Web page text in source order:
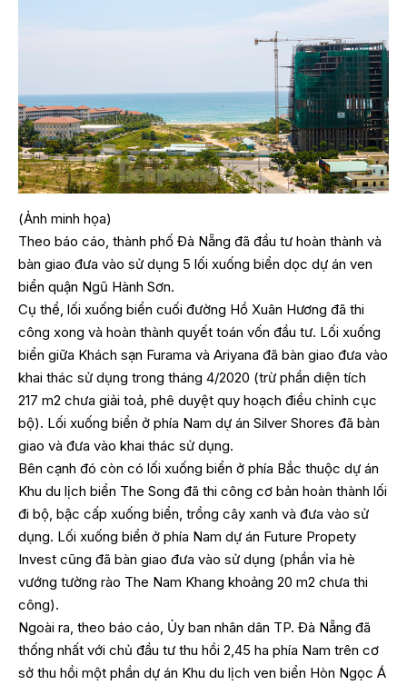
(Ảnh minh họa)
Theo báo cáo, thành phố Đà Nẵng đã đầu tư hoàn thành và
bàn giao đưa vào sử dụng 5 lối xuống biển dọc dự án ven
biển quận Ngũ Hành Sơn.
Cụ thể, lối xuống biển cuối đường Hồ Xuân Hương đã thi
công xong và hoàn thành quyết toán vốn đầu tư. Lối xuống
biển giữa Khách sạn Furama và Ariyana đã bàn giao đưa vào
khai thác sử dụng trong tháng 4/2020 (trừ phần diện tích
217 m2 chưa giải toả, phê duyệt quy hoạch điều chỉnh cục
bộ). Lối xuống biển ở phía Nam dự án Silver Shores đã bàn
giao và đưa vào khai thác sử dụng.
Bên cạnh đó còn có lối xuống biển ở phía Bắc thuộc dự án
Khu du lịch biển The Song đã thi công cơ bản hoàn thành lối
đi bộ, bậc cấp xuống biển, trồng cây xanh và đưa vào sử
dụng. Lối xuống biển ở phía Nam dự án Future Propety
Invest cũng đã bàn giao đưa vào sử dụng (phần vỉa hè
vướng tường rào The Nam Khang khoảng 20 m2 chưa thi
công).
Ngoài ra, theo báo cáo, Ủy ban nhân dân TP. Đà Nẵng đã
thống nhất với chủ đầu tư thu hồi 2,45 ha phía Nam trên cơ
sở thu hồi một phần dự án Khu du lịch ven biển Hòn Ngọc Á